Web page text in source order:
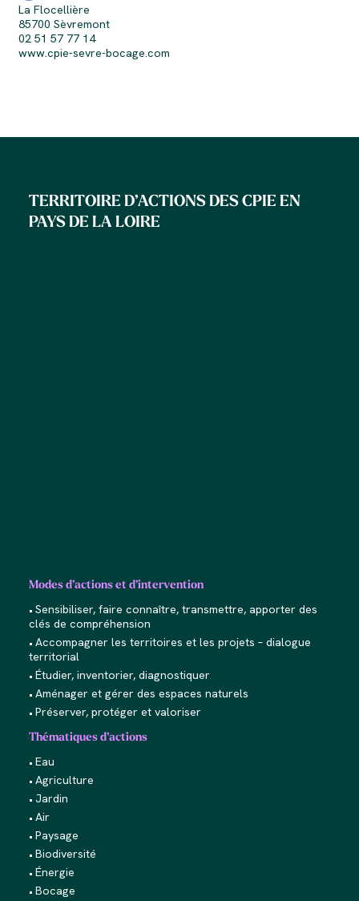
La Flocellière
85700 Sèvremont
02 51 57 77 14
www.cpie-sevre-bocage.com
TERRITOIRE D’ACTIONS DES CPIE EN
PAYS DE LA LOIRE
Modes d’actions et d’intervention
Sensibiliser, faire connaître, transmettre, apporter des
clés de compréhension
Accompagner les territoires et les projets – dialogue
territorial
Étudier, inventorier, diagnostiquer
Aménager et gérer des espaces naturels
Préserver, protéger et valoriser
Thématiques d’actions
Eau
Agriculture
Jardin
Air
Paysage
Biodiversité
Énergie
Bocage